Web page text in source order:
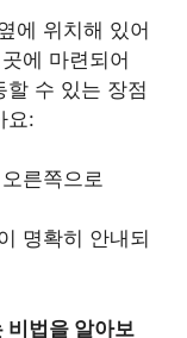
에 위치해 있어
에 마련되어
할 수 있는 장점
요:
른쪽으로
명확히 안내되
비법을 알아보